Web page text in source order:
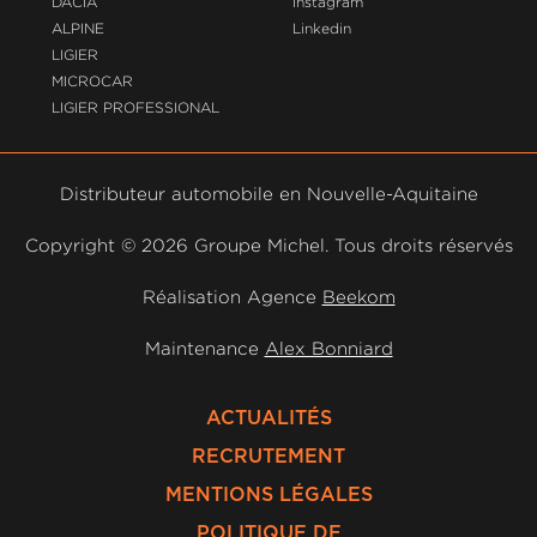
ALPINE
LIGIER
MICROCAR
LIGIER PROFESSIONAL
Linkedin
Distributeur automobile en Nouvelle-Aquitaine
Copyright © 2026 Groupe Michel. Tous droits réservés
Réalisation Agence Beekom
Maintenance Alex Bonniard
ACTUALITÉS
RECRUTEMENT
MENTIONS LÉGALES